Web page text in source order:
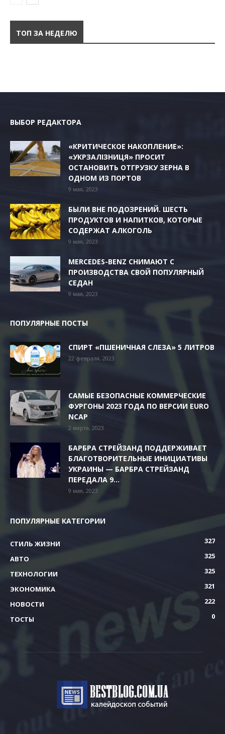
ТОП ЗА НЕДЕЛЮ
ВЫБОР РЕДАКТОРА
«КРИТИЧЕСКОЕ НАКОПЛЕНИЕ»:
«УКРЗАЛІЗНИЦЯ» ПРОСИТ
ОСТАНОВИТЬ ОТГРУЗКУ ЗЕРНА В
ОДНОМ ИЗ ПОРТОВ
9 мая, 2023
БЫЛИ ВНЕ ПОДОЗРЕНИЙ. ШЕСТЬ
ПРОДУКТОВ И НАПИТКОВ, КОТОРЫЕ
СОДЕРЖАТ АЛКОГОЛЬ
9 мая, 2023
MERCEDES-BENZ СНИМАЮТ С
ПРОИЗВОДСТВА СВОЙ ПОПУЛЯРНЫЙ
СЕДАН
9 мая, 2023
ПОПУЛЯРНЫЕ ПОСТЫ
СПИРТ «ПШЕНИЧНАЯ СЛЕЗА» 5 ЛИТРОВ
22 февраля, 2023
САМЫЕ БЕЗОПАСНЫЕ КОММЕРЧЕСКИЕ
ФУРГОНЫ 2023 ГОДА ПО ВЕРСИИ EURO
NCAP
2 марта, 2023
БАРБРА СТРЕЙЗАНД ПОДДЕРЖИВАЕТ
БЛАГОТВОРИТЕЛЬНЫЕ ИНИЦИАТИВЫ
УКРАИНЫ — БАРБРА СТРЕЙЗАНД
ПЕРЕДАЛА 9...
9 мая, 2023
ПОПУЛЯРНЫЕ КАТЕГОРИИ
СТИЛЬ ЖИЗНИ
327
АВТО
325
ТЕХНОЛОГИИ
325
ЭКОНОМИКА
321
НОВОСТИ
222
ТОСТЫ
0